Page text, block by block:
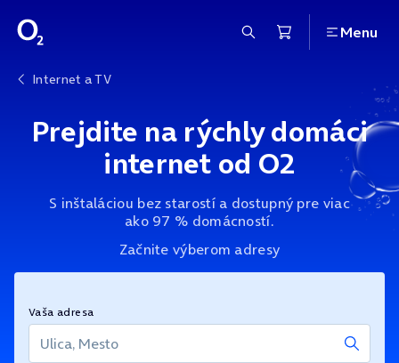
Menu
Internet a TV
Prejdite na rýchly domáci
internet od O2
S inštaláciou bez starostí a dostupný pre viac
ako 97 % domácností.
Začnite výberom adresy
Vaša adresa